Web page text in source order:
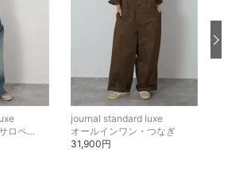
オーバーオール・サロペット
journal standard luxe
オールインワン・つなぎ
31,900円